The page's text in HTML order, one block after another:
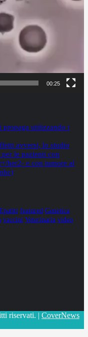
00:25
propaga utilizzando i
avversi, lo studio
le pazienti con
her2- e con tumore al
featured Genetica
vaccini Veterinaria video
riservati. | CoverNews